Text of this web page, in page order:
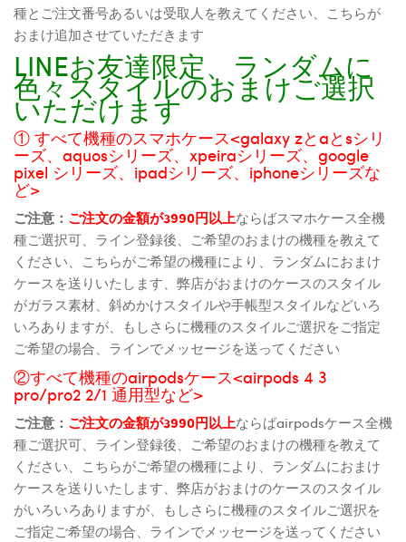
種とご注文番号あるいは受取人を教えてください、こちらが
おまけ追加させていただきます
LINEお友達限定、ランダムに
色々スタイルのおまけご選択
いただけます
① すべて機種のスマホケース<galaxy zとaとsシリ
ーズ、aquosシリーズ、xpeiraシリーズ、google
pixel シリーズ、ipadシリーズ、iphoneシリーズな
ど>
ご注意： ご注文の金額が3990円以上ならばスマホケース全機
種ご選択可、ライン登録後、ご希望のおまけの機種を教えて
ください、こちらがご希望の機種により、ランダムにおまけ
ケースを送りいたします、弊店がおまけのケースのスタイル
がガラス素材、斜めかけスタイルや手帳型スタイルなどいろ
いろありますが、もしさらに機種のスタイルご選択をご指定
ご希望の場合、ラインでメッセージを送ってください
②すべて機種のairpodsケース<airpods 4 3
pro/pro2 2/1 通用型など>
ご注意： ご注文の金額が3990円以上ならばairpodsケース全機
種ご選択可、ライン登録後、ご希望のおまけの機種を教えて
ください、こちらがご希望の機種により、ランダムにおまけ
ケースを送りいたします、弊店がおまけのケースのスタイル
がいろいろありますが、もしさらに機種のスタイルご選択を
ご指定ご希望の場合、ラインでメッセージを送ってください